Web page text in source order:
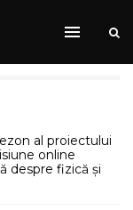
al proiectului
online
despre fizică și